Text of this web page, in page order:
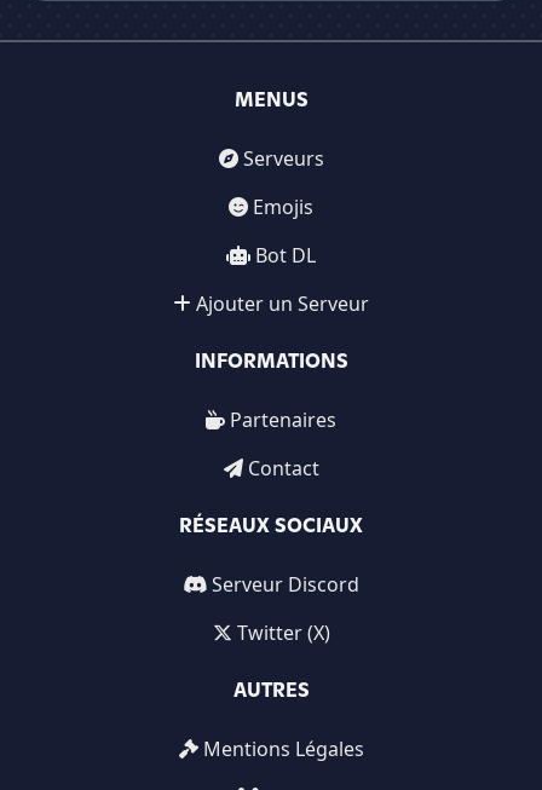
MENUS
Serveurs
Emojis
Bot DL
Ajouter un Serveur
INFORMATIONS
Partenaires
Contact
RÉSEAUX SOCIAUX
Serveur Discord
Twitter (X)
AUTRES
Mentions Légales